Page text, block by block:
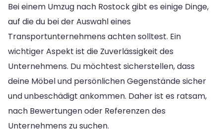
Bei einem Umzug nach Rostock gibt es einige Dinge,
auf die du bei der Auswahl eines
Transportunternehmens achten solltest. Ein
wichtiger Aspekt ist die Zuverlässigkeit des
Unternehmens. Du möchtest sicherstellen, dass
deine Möbel und persönlichen Gegenstände sicher
und unbeschädigt ankommen. Daher ist es ratsam,
nach Bewertungen oder Referenzen des
Unternehmens zu suchen.